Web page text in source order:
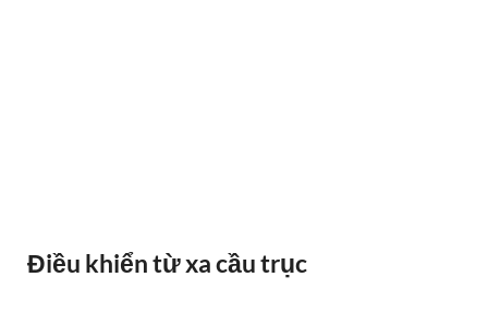
Điều khiển từ xa cầu trục